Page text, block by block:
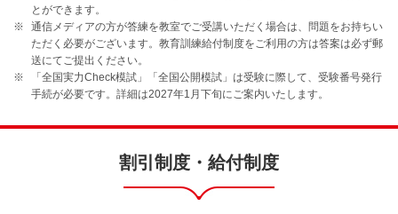
とができます。
通信メディアの方が答練を教室でご受講いただく場合は、問題をお持ちい
ただく必要がございます。教育訓練給付制度をご利用の方は答案は必ず郵
送にてご提出ください。
「全国実力Check模試」「全国公開模試」は受験に際して、受験番号発行
手続が必要です。詳細は2027年1月下旬にご案内いたします。
割引制度・給付制度